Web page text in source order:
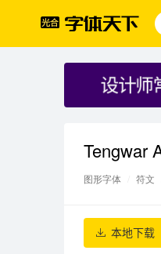
Tengwar
图形字体 符文
本地下载